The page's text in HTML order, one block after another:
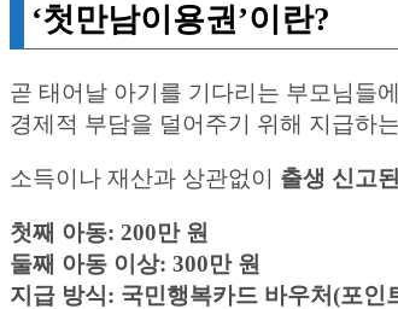
‘첫만남이용권’이란?
곧 태어날 아기를 기다리는 부모님들
경제적 부담을 덜어주기 위해 지급하
소득이나 재산과 상관없이 출생 신고
첫째 아동: 200만 원
둘째 아동 이상: 300만 원
지급 방식: 국민행복카드 바우처(포인